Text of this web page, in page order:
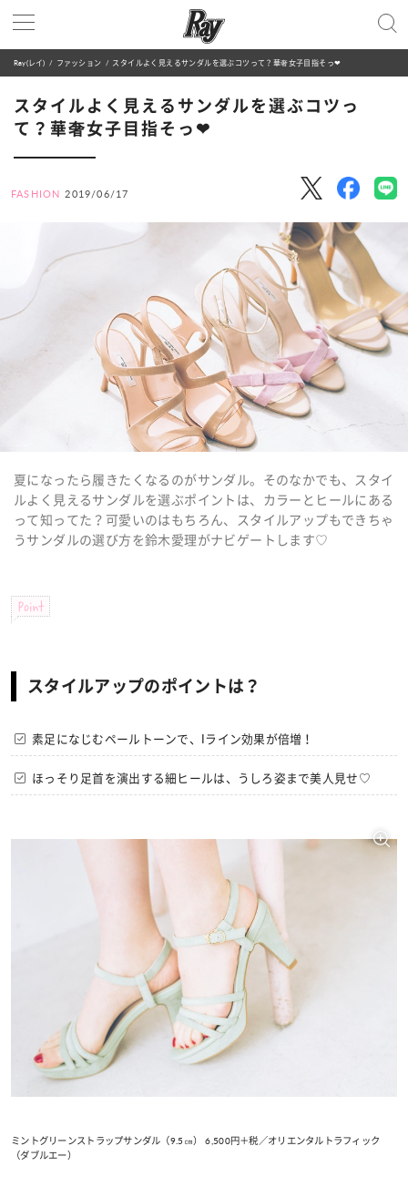
Ray(レイ) ファッション スタイルよく見えるサンダルを選ぶコツって？華奢女子目指そっ❤
スタイルよく見えるサンダルを選ぶコツっ
て？華奢女子目指そっ❤
FASHION 2019/06/17
夏になったら履きたくなるのがサンダル。そのなかでも、スタイ
ルよく見えるサンダルを選ぶポイントは、カラーとヒールにある
って知ってた？可愛いのはもちろん、スタイルアップもできちゃ
うサンダルの選び方を鈴木愛理がナビゲートします♡
Point
スタイルアップのポイントは？
素足になじむペールトーンで、Iライン効果が倍増！
ほっそり足首を演出する細ヒールは、うしろ姿まで美人見せ♡
ミントグリーンストラップサンダル（9.5㎝） 6,500円＋税／オリエンタルトラフィック
（ダブルエー）